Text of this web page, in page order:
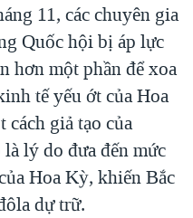
11, các chuyên gia
Quốc hội bị áp lực
hơn một phần để xoa
tế yếu ớt của Hoa
giả tạo của
lý do đưa đến mức
Hoa Kỳ, khiến Bắc
dự trữ.